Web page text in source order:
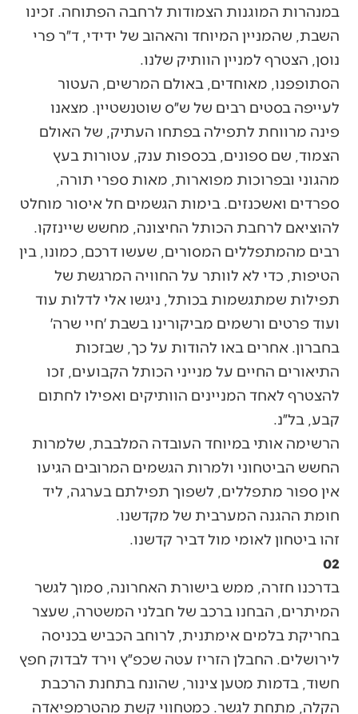
במנהרות המוגנות הצמודות לרחבה הפתוחה. זכינו
השבת, שהמניין המיוחד והאהוב של ידידי, ד״ר פרי
נוסן, הצטרף למניין הוותיק שלנו.
הסתופפנו, מאוחדים, באולם המרשים, העטור
לעייפה בסטים רבים של ש״ס שוטנשטיין. מצאנו
פינה מרווחת לתפילה בפתחו העתיק, של האולם
הצמוד, שם ספונים, בכספות ענק, עטורות בעץ
מהגוני ובפרוכות מפוארות, מאות ספרי תורה,
ספרדים ואשכנזים. בימות הגשמים חל איסור מוחלט
להוציאם לרחבת הכותל החיצונה, מחשש שיינזקו.
רבים מהמתפללים המסורים, שעשו דרכם, כמונו, בין
הטיפות, כדי לא לוותר על החוויה המרגשת של
תפילות שמתגשמות בכותל, ניגשו אלי לדלות עוד
ועוד פרטים ורשמים מביקורינו בשבת ׳חיי שרה׳
בחברון. אחרים באו להודות על כך, שבזכות
התיאורים החיים על מנייני הכותל הקבועים, זכו
להצטרף לאחד המניינים הוותיקים ואפילו לחתום
קבע, בל״נ.
הרשימה אותי במיוחד העובדה המלבבת, שלמרות
החשש הביטחוני ולמרות הגשמים המרובים הגיעו
אין ספור מתפללים, לשפוך תפילתם בערגה, ליד
חומת ההגנה המערבית של מקדשנו.
זהו ביטחון לאומי מול דביר קדשנו.
02
בדרכנו חזרה, ממש בישורת האחרונה, סמוך לגשר
המיתרים, הבחנו ברכב של חבלני המשטרה, שעצר
בחריקת בלמים אימתנית, לרוחב הכביש בכניסה
לירושלים. החבלן הזריז עטה שכפ״ץ וירד לבדוק חפץ
חשוד, בדמות מטען צינור, שהונח בתחנת הרכבת
הקלה, מתחת לגשר. כמטחווי קשת מהטרמפיאדה